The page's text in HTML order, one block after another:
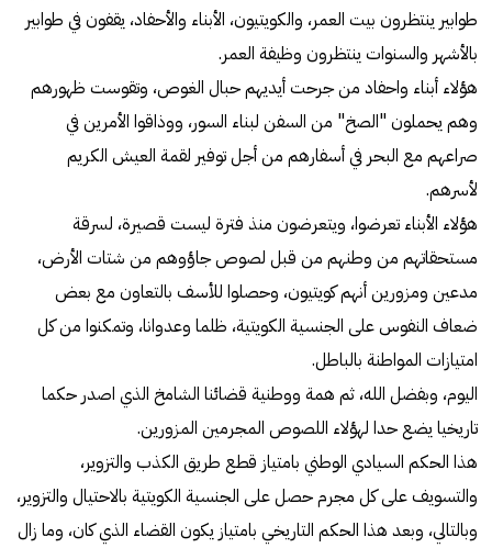
طوابير ينتظرون بيت العمر، والكويتيون، الأبناء والأحفاد، يقفون في طوابير
بالأشهر والسنوات ينتظرون وظيفة العمر.
هؤلاء أبناء واحفاد من جرحت أيديهم حبال الغوص، وتقوست ظهورهم
وهم يحملون "الصخ" من السفن لبناء السور، ووذاقوا الأمرين في
صراعهم مع البحر في أسفارهم من أجل توفير لقمة العيش الكريم
لأسرهم.
هؤلاء الأبناء تعرضوا، ويتعرضون منذ فترة ليست قصيرة، لسرقة
مستحقاتهم من وطنهم من قبل لصوص جاؤوهم من شتات الأرض،
مدعين ومزورين أنهم كويتيون، وحصلوا للأسف بالتعاون مع بعض
ضعاف النفوس على الجنسية الكويتية، ظلما وعدوانا، وتمكنوا من كل
امتيازات المواطنة بالباطل.
اليوم، وبفضل الله، ثم همة ووطنية قضائنا الشامخ الذي اصدر حكما
تاريخيا يضع حدا لهؤلاء اللصوص المجرمين المزورين.
هذا الحكم السيادي الوطني بامتياز قطع طريق الكذب والتزوير،
والتسويف على كل مجرم حصل على الجنسية الكويتية بالاحتيال والتزوير،
وبالتالي، وبعد هذا الحكم التاريخي بامتياز يكون القضاء الذي كان، وما زال